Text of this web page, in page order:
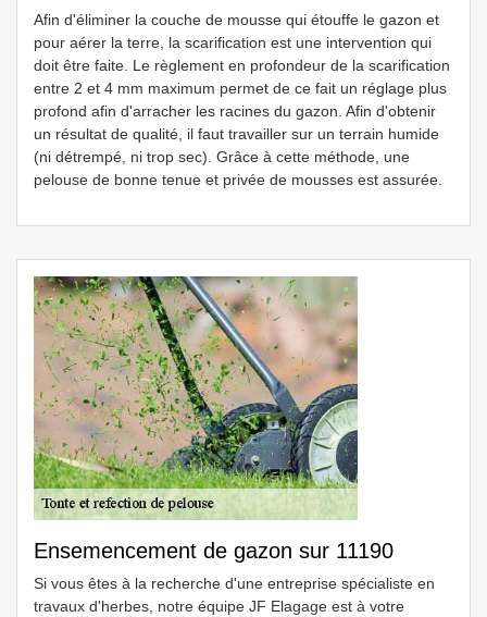
Afin d'éliminer la couche de mousse qui étouffe le gazon et
pour aérer la terre, la scarification est une intervention qui
doit être faite. Le règlement en profondeur de la scarification
entre 2 et 4 mm maximum permet de ce fait un réglage plus
profond afin d'arracher les racines du gazon. Afin d'obtenir
un résultat de qualité, il faut travailler sur un terrain humide
(ni détrempé, ni trop sec). Grâce à cette méthode, une
pelouse de bonne tenue et privée de mousses est assurée.
Ensemencement de gazon sur 11190
Si vous êtes à la recherche d'une entreprise spécialiste en
travaux d'herbes, notre équipe JF Elagage est à votre